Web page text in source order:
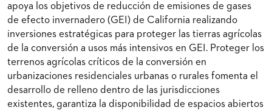
apoya los objetivos de reducción de emisiones de gases
de efecto invernadero (GEI) de California realizando
inversiones estratégicas para proteger las tierras agrícolas
de la conversión a usos más intensivos en GEI. Proteger los
terrenos agrícolas críticos de la conversión en
urbanizaciones residenciales urbanas o rurales fomenta el
desarrollo de relleno dentro de las jurisdicciones
existentes, garantiza la disponibilidad de espacios abiertos